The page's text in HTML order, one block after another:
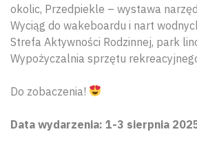
okolic, Przedpiekle – wystawa
Wyciąg do wakeboardu i nart
Strefa Aktywności Rodzinnej, park
Wypożyczalnia sprzętu
Do zobaczenia!
Data wydarzenia: 1-3 sierpnia